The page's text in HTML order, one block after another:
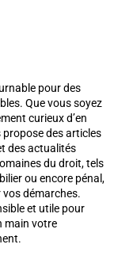
pour des
Que vous soyez
curieux d’en
des articles
des actualités
du droit, tels
ou encore pénal,
démarches.
et utile pour
main votre